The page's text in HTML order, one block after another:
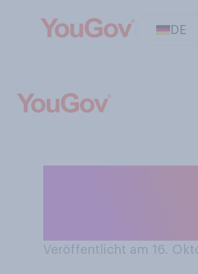
DE
Veröffentlicht am 16.